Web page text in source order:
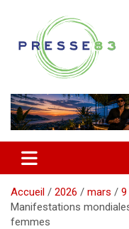
contenu
Presse 83
Accueil 2026 mars 9
Manifestations
femmes